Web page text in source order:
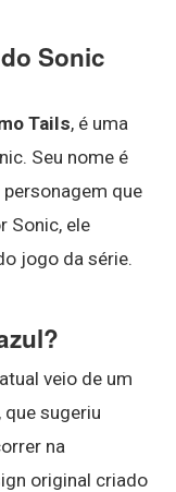
Sonic
Tails, é uma
Seu nome é
que
Sonic, ele
jogo da série.
veio de um
sugeriu
na
original criado